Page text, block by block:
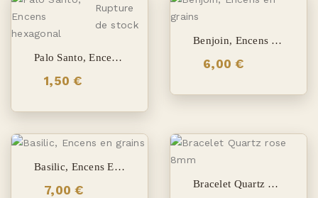
Rupture
de stock
Palo Santo, Encens Hexagonal
1,50 €
Benjoin, Encens En Grains
6,00 €
Basilic, Encens En Grains
7,00 € Bracelet Quartz Rose 8mm